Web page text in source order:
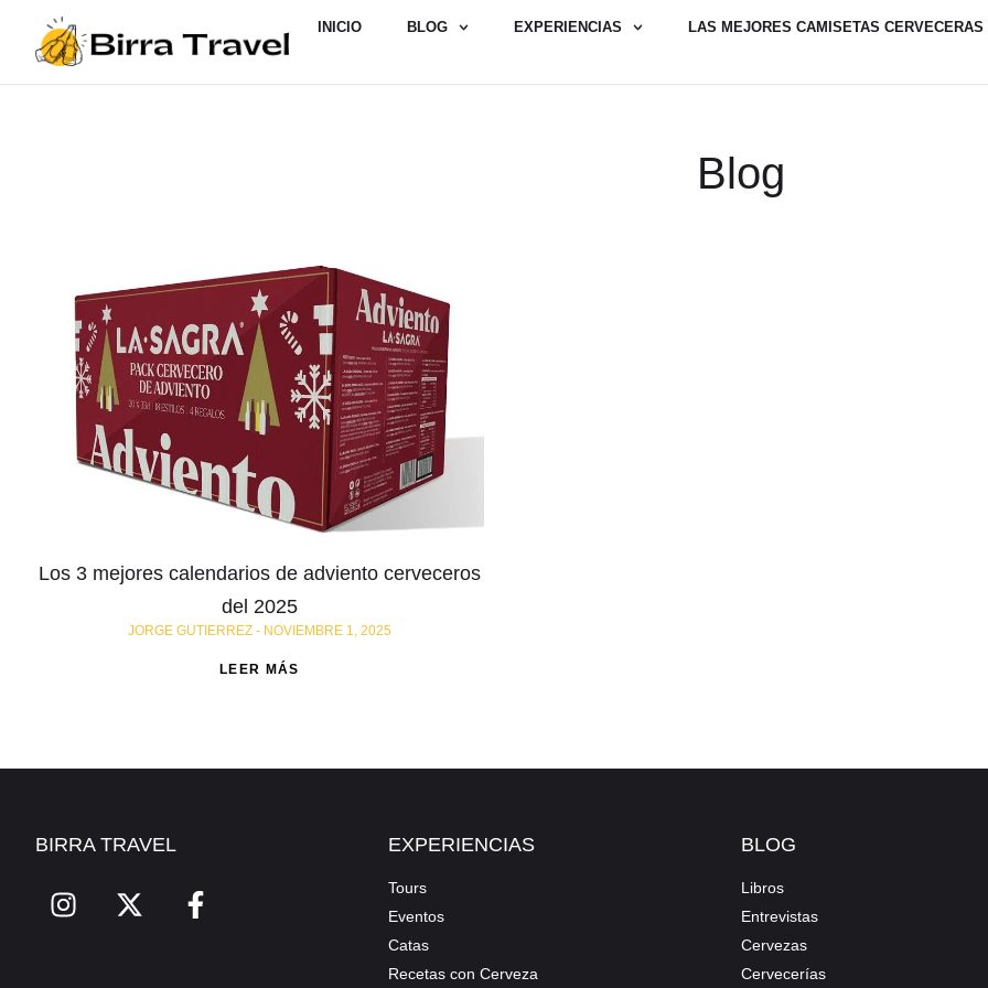
INICIO BLOG EXPERIENCIAS LAS MEJORES CAMISETAS CERVECERAS
Blog
Los 3 mejores calendarios de adviento cerveceros
del 2025
JORGE GUTIERREZ NOVIEMBRE 1, 2025
LEER MÁS
BIRRA TRAVEL EXPERIENCIAS
Tours
Eventos
Catas
Recetas con Cerveza
BLOG
Libros
Entrevistas
Cervezas
Cervecerías